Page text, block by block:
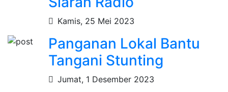
Kamis, 25 Mei 2023
Panganan Lokal Bantu
Tangani Stunting
Jumat, 1 Desember 2023